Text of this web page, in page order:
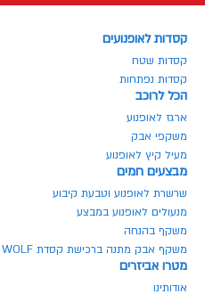
קסדות לאופנועים
קסדות שטח
קסדות נפתחות
הכל לרוכב
ארגז לאופנוע
משקפי אבק
מעיל קיץ לאופנוע
מבצעים חמים
שרשרת לאופנוע וטבעת קיבוע
מנעולים לאופנוע במבצע
משקף בהנחה
משקף אבק מתנה ברכישת קסדת WOLF
מטרו אביזרים
אודותינו